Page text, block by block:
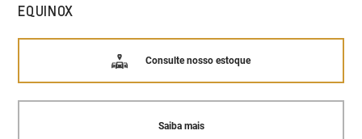
EQUINOX
Consulte nosso estoque
Saiba mais